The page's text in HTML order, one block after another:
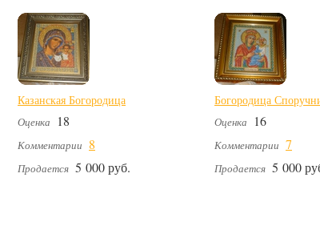
Казанская Богородица
Оценка 18
Комментарии 8
Продается 5 000 руб.
Богородица
Оценка 16
Комментарии 7
Продается 5 000